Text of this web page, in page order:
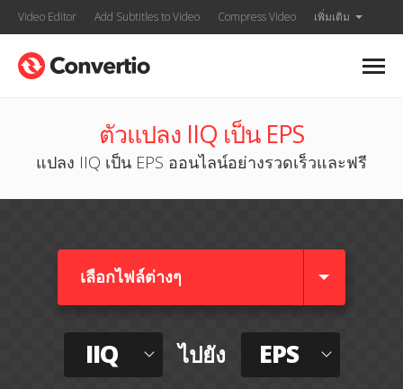
Video Editor Add Subtitles to Video Compress Video เพิ่มเติม
ตัวแปลง IIQ เป็น EPS
แปลง IIQ เป็น EPS ออนไลน์อย่างรวดเร็วและฟรี
เลือกไฟล์ต่างๆ​
IIQ ไปยัง EPS